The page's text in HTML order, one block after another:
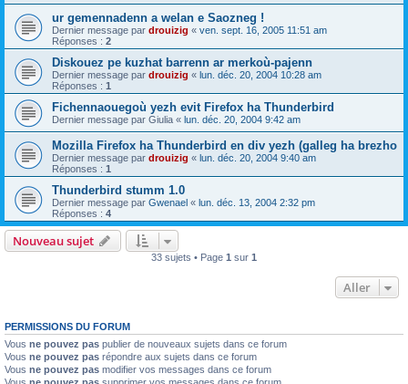
ur gemennadenn a welan e Saozneg !
Dernier message par drouizig « ven. sept. 16, 2005 11:51 am
Réponses : 2
Diskouez pe kuzhat barrenn ar merkoù-pajenn
Dernier message par drouizig « lun. déc. 20, 2004 10:28 am
Réponses : 1
Fichennaouegoù yezh evit Firefox ha Thunderbird
Dernier message par Giulia « lun. déc. 20, 2004 9:42 am
Mozilla Firefox ha Thunderbird en div yezh (galleg ha brezho
Dernier message par drouizig « lun. déc. 20, 2004 9:40 am
Réponses : 1
Thunderbird stumm 1.0
Dernier message par Gwenael « lun. déc. 13, 2004 2:32 pm
Réponses : 4
Nouveau sujet
33 sujets • Page 1 sur 1
Aller
PERMISSIONS DU FORUM
Vous ne pouvez pas publier de nouveaux sujets dans ce forum
Vous ne pouvez pas répondre aux sujets dans ce forum
Vous ne pouvez pas modifier vos messages dans ce forum